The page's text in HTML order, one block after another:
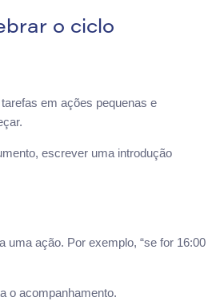
o ciclo
em ações pequenas e
escrever uma introdução
ação. Por exemplo, “se for 16:00
o acompanhamento.